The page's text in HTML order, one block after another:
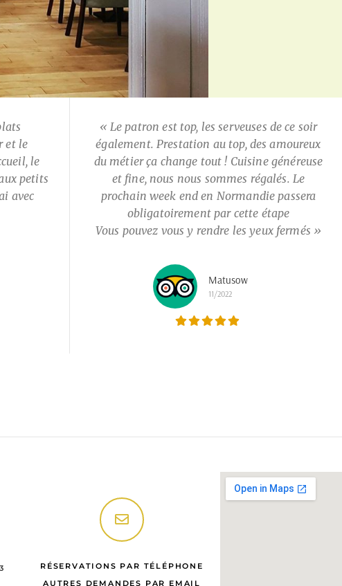
et le
le
petits
avec
« Le patron est top, les serveuses de ce soir
également. Prestation au top, des amoureux
du métier ça change tout ! Cuisine généreuse
et fine, nous nous sommes régalés. Le
prochain week end en Normandie passera
obligatoirement par cette étape
Vous pouvez vous y rendre les yeux fermés »
Matusow
11/2022
RÉSERVATIONS PAR TÉLÉPHONE
AUTRES DEMANDES PAR EMAIL